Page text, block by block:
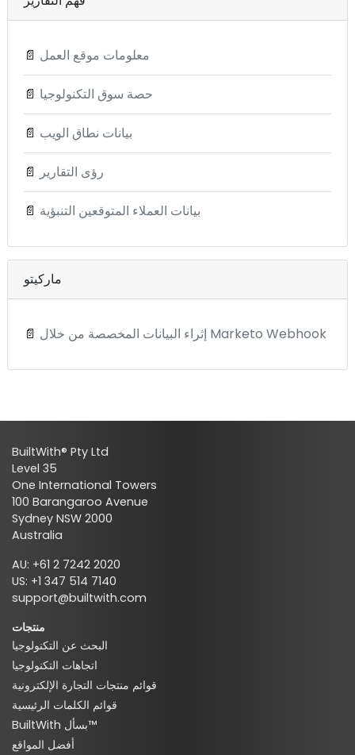
📄 معلومات موقع العمل
📄 حصة سوق التكنولوجيا
📄 بيانات نطاق الويب
📄 رؤى التقارير
📄 بيانات العملاء المتوقعين التنبؤية
ماركيتو
📄 إثراء البيانات المخصصة من خلال Marketo Webhook
BuiltWith® Pty Ltd
Level 35
One International Towers
100 Barangaroo Avenue
Sydney NSW 2000
Australia
AU: +61 2 7242 2020
US: +1 347 514 7140
support@builtwith.com
منتجات
البحث عن التكنولوجيا
اتجاهات التكنولوجيا
قوائم منتجات التجارة الإلكترونية
قوائم الكلمات الرئيسية
BuiltWith بسأل™
أفضل المواقع